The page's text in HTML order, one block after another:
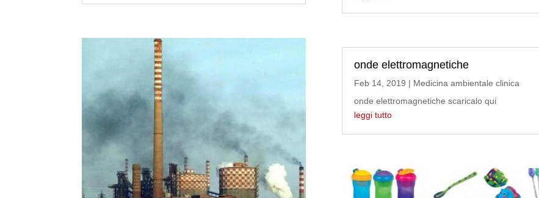
onde elettromagnetiche
Feb 14, 2019 | Medicina ambientale clinica
onde elettromagnetiche scaricalo qui
leggi tutto